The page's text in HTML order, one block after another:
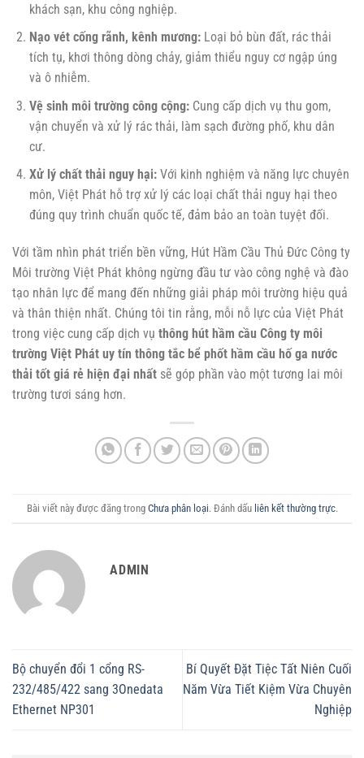
khách sạn, khu công nghiệp.
Nạo vét cống rãnh, kênh mương:Loại bỏ bùn đất, rác thải
tích tụ, khơi thông dòng chảy, giảm thiểu nguy cơ ngập úng
và ô nhiễm.
Vệ sinh môi trường công cộng:Cung cấp dịch vụ thu gom,
vận chuyển và xử lý rác thải, làm sạch đường phố, khu dân
cư.
Xử lý chất thải nguy hại:Với kinh nghiệm và năng lực chuyên
môn, Việt Phát hỗ trợ xử lý các loại chất thải nguy hại theo
đúng quy trình chuẩn quốc tế, đảm bảo an toàn tuyệt đối.
Với tầm nhìn phát triển bền vững, Hút Hầm Cầu Thủ Đức Công ty
Môi trường Việt Phát không ngừng đầu tư vào công nghệ và đào
tạo nhân lực để mang đến những giải pháp môi trường hiệu quả
và thân thiện nhất. Chúng tôi tin rằng, mỗi nỗ lực của Việt Phát
trong việc cung cấp dịch vụ thông hút hầm cầu Công ty môi
trường Việt Phát uy tín thông tắc bể phốt hầm cầu hố ga nước
thải tốt giá rẻ hiện đại nhất sẽ góp phần vào một tương lai môi
trường tươi sáng hơn.
Bài viết này được đăng trong Chưa phân loại. Đánh dấu liên kết thường trực.
ADMIN
Bộ chuyển đổi 1 cổng RS-
232/485/422 sang 3Onedata
Ethernet NP301
Bí Quyết Đặt Tiệc Tất Niên Cuối
Năm Vừa Tiết Kiệm Vừa Chuyên
Nghiệp